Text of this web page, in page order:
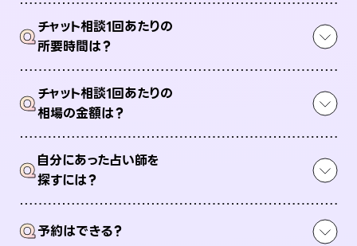
Qチャット相談1回あたりの
所要時間は？
Qチャット相談1回あたりの
相場の金額は？
Q自分にあった占い師を
探すには？
Q予約はできる？